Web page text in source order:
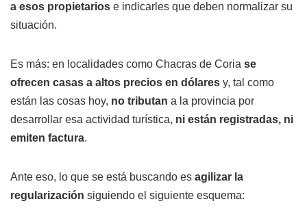
a esos propietarios e indicarles que deben normalizar su
situación.
Es más: en localidades como Chacras de Coria se
ofrecen casas a altos precios en dólares y, tal como
están las cosas hoy, no tributan a la provincia por
desarrollar esa actividad turística, ni están registradas, ni
emiten factura.
Ante eso, lo que se está buscando es agilizar la
regularización siguiendo el siguiente esquema: